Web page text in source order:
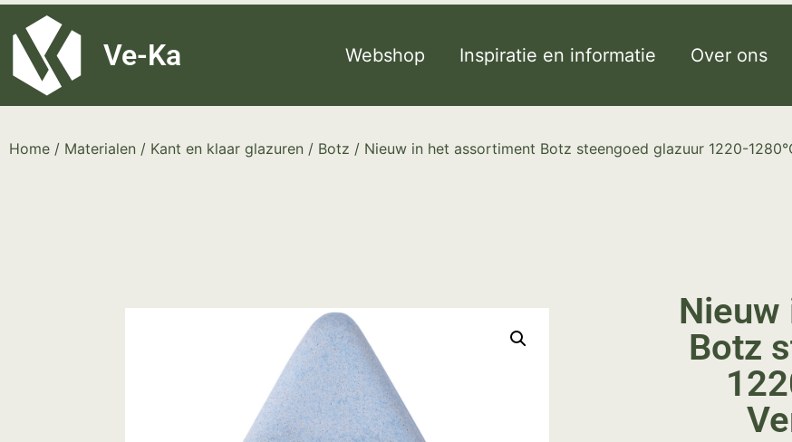
G-8P7N3X5BJ9
Ve-Ka Webshop Inspiratie en informatie Over ons
Home / Materialen / Kant en klaar glazuren / Botz / Nieuw in het assortiment Botz steengoed glazuur 1220-
Botz